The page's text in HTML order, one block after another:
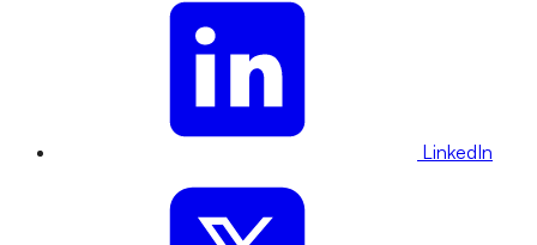
LinkedIn